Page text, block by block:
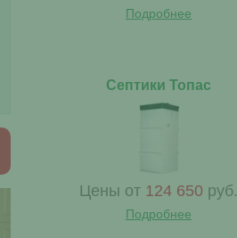
Подробнее
Септики Топас
Цены от 124 650 руб.
Подробнее